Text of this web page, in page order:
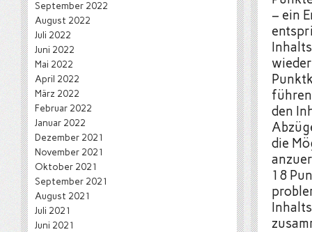
– ein
den
die
18
September 2022
August 2022
Juli 2022
Juni 2022
Mai 2022
April 2022
März 2022
Februar 2022
Januar 2022
Dezember 2021
November 2021
Oktober 2021
September 2021
August 2021
Juli 2021
Juni 2021